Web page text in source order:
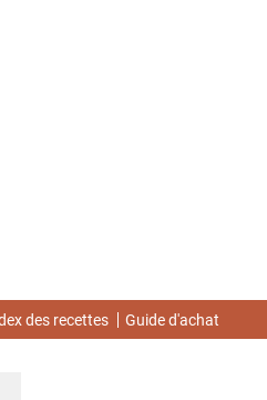
des recettes Guide d'achat